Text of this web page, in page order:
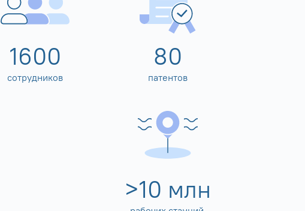
1600
сотрудников
80
патентов
>10 млн